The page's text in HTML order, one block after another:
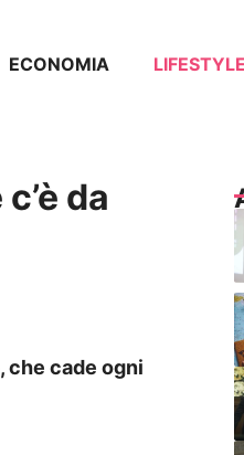
ECONOMIA LIFESTYLE
da
che cade ogni